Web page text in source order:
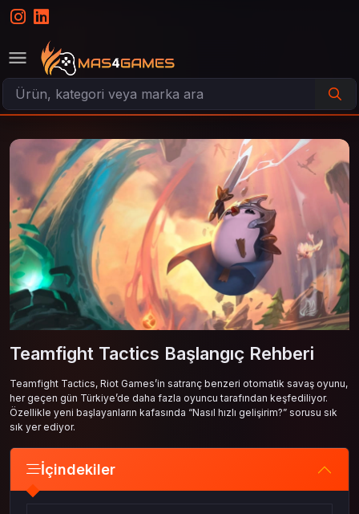
Teamfight Tactics Başlangıç Rehberi
Teamfight Tactics, Riot Games’in satranç benzeri otomatik savaş oyunu,
her geçen gün Türkiye’de daha fazla oyuncu tarafından keşfediliyor.
Özellikle yeni başlayanların kafasında “Nasıl hızlı gelişirim?” sorusu sık
sık yer ediyor.
İçindekiler